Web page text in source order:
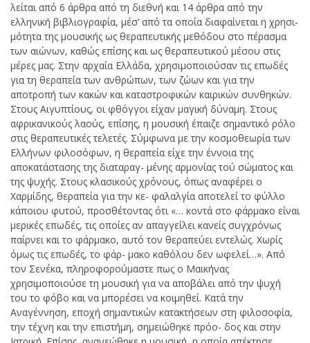
λείται από 6 άρθρα από τη διεθνή και 14 άρθρα από την
ελληνική βιβλιογραφία, μέσ’ από τα οποία διαφαίνεται η χρησι-
μότητα της μουσικής ως θεραπευτικής μεθόδου στο πέρασμα
των αιώνων, καθώς επίσης και ως θεραπευτικού μέσου στις
μέρες μας. Στην αρχαία Ελλάδα, χρησιμοποιούσαν τις επωδές
για τη θεραπεία των ανθρώπων, των ζώων και για την
αποτροπή των κακών και καταστροφικών καιρικών συνθηκών.
Στους Αιγυπτίους, οι φθόγγοι είχαν μαγική δύναμη. Στους
αφρικανικούς λαούς, επίσης, η μουσική έπαιζε σημαντικό ρόλο
στις θεραπευτικές τελετές. Σύμφωνα με την κοσμοθεωρία των
Ελλήνων φιλοσόφων, η θεραπεία είχε την έννοια της
αποκατάστασης της διαταραγ- μένης αρμονίας τού σώματος και
της ψυχής. Στους κλασικούς χρόνους, όπως αναφέρει ο
Χαρμίδης, θεραπεία για την κε- φαλαλγία αποτελεί το φύλλο
κάποιου φυτού, προσθέτοντας ότι «… κοντά στο φάρμακο είναι
μερικές επωδές, τις οποίες αν απαγγείλει κανείς συγχρόνως
παίρνει και το φάρμακο, αυτό τον θεραπεύει εντελώς. Χωρίς
όμως τις επωδές, το φάρ- μακο καθόλου δεν ωφελεί…». Από
τον Σενέκα, πληροφορούμαστε πως ο Μαικήνας
χρησιμοποιούσε τη μουσική για να αποβάλει από την ψυχή
του το φόβο και να μπορέσει να κοιμηθεί. Κατά την
Αναγέννηση, εποχή σημαντικών κατακτήσεων στη φιλοσοφία,
την τέχνη και την επιστήμη, σημειώθηκε πρόο- δος και στην